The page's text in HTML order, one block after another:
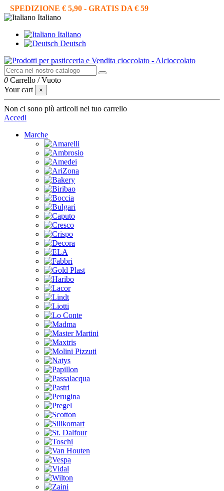
SPEDIZIONE € 5,90 - GRATIS DA € 59
Italiano
Italiano
Deutsch
0 Carrello /Vuoto
Your cart
×
Non ci sono più articoli nel tuo carrello
Accedi
Marche